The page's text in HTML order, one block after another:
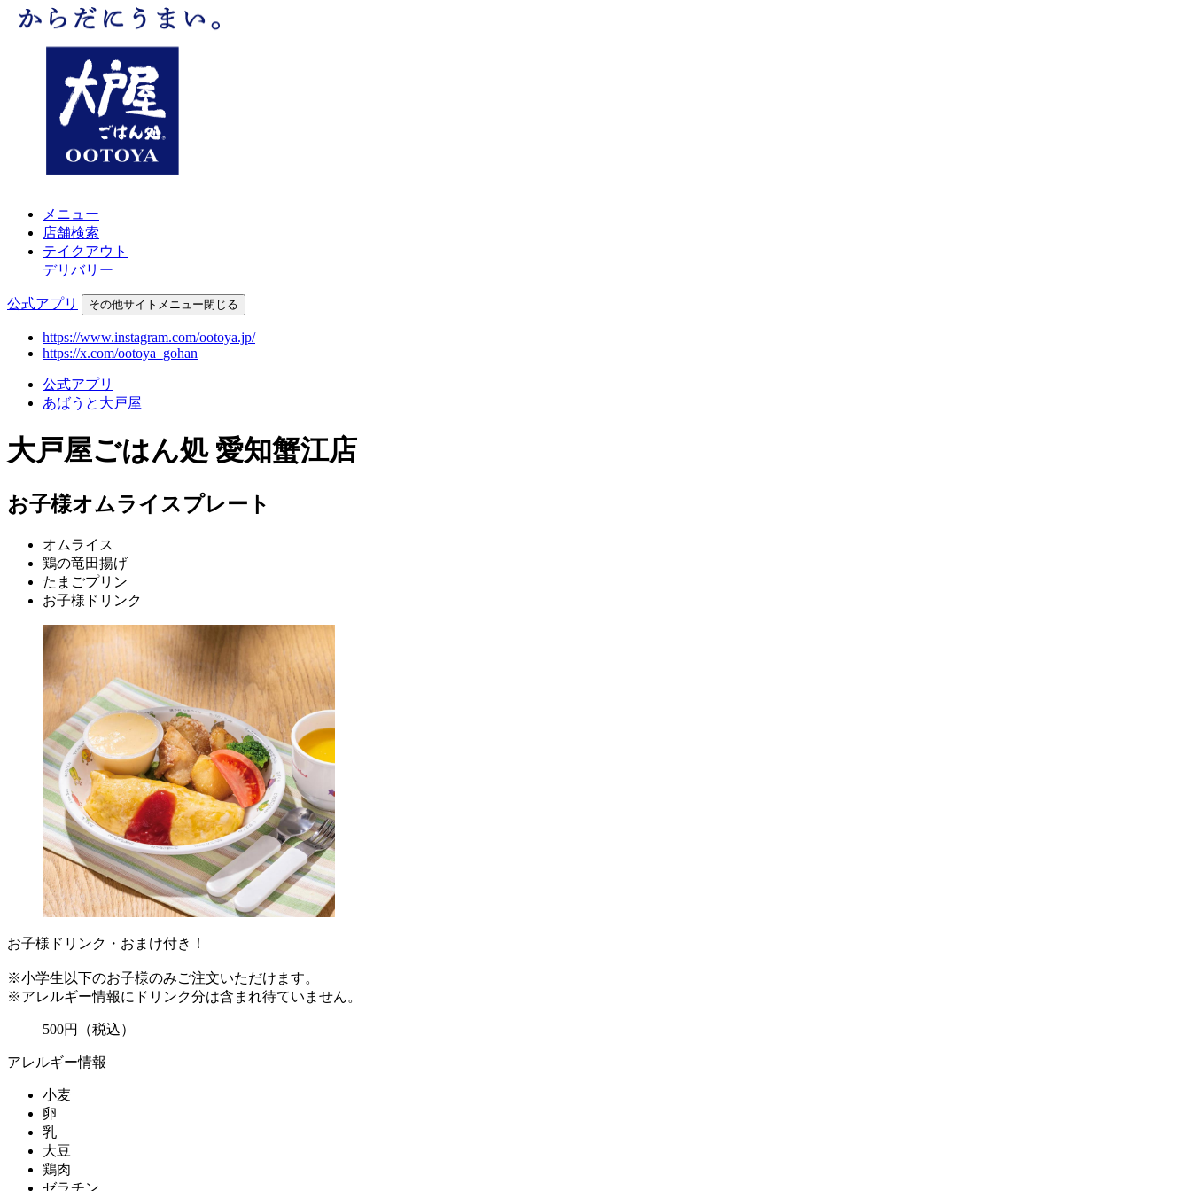
メニュー
店舗検索
テイクアウト
デリバリー
公式アプリ その他サイトメニュー閉じる
https://www.instagram.com/ootoya.jp/
https://x.com/ootoya_gohan
公式アプリ
あばうと大戸屋
大戸屋ごはん処 愛知蟹江店
お子様オムライスプレート
オムライス
鶏の竜田揚げ
たまごプリン
お子様ドリンク
お子様ドリンク・おまけ付き！
※小学生以下のお子様のみご注文いただけます。
※アレルギー情報にドリンク分は含まれ待ていません。
500円 （税込）
アレルギー情報
小麦
卵
乳
大豆
鶏肉
ゼラチン